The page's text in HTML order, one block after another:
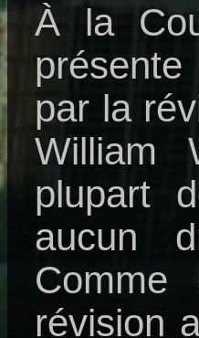
À la
par la
William
plupart
aucun
révision